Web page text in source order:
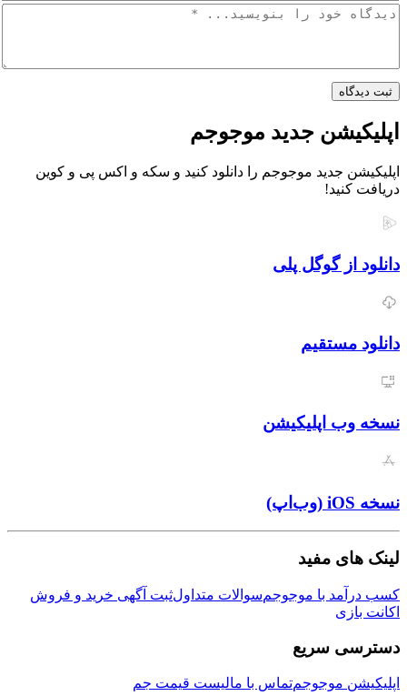
جدید موجوجم
جدید موجوجم را دانلود کنید و سکه و اکس پی و کوین
گوگل پلی
اپلیکیشن
مفید
با موجوجم سوالات متداولثبت آگهی خرید و فروش
سریع
موجوجم تماس با مالیست قیمت جم